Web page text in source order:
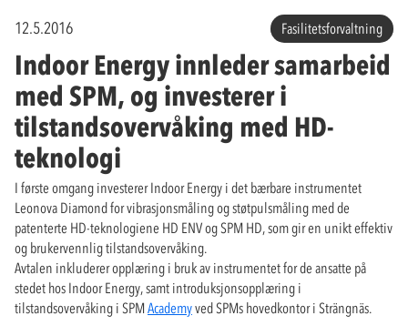
12.5.2016 Fasilitetsforvaltning
Indoor Energy innleder samarbeid
med SPM, og investerer i
tilstandsovervåking med HD-
teknologi
I første omgang investerer Indoor Energy i det bærbare instrumentet
Leonova Diamond for vibrasjonsmåling og støtpulsmåling med de
patenterte HD-teknologiene HD ENV og SPM HD, som gir en unikt effektiv
og brukervennlig tilstandsovervåking.
Avtalen inkluderer opplæring i bruk av instrumentet for de ansatte på
stedet hos Indoor Energy, samt introduksjonsopplæring i
tilstandsovervåking i SPMAcademyved SPMs hovedkontor i Strängnäs.